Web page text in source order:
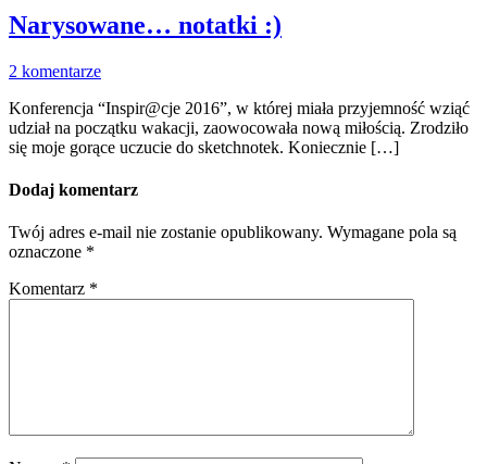
Narysowane… notatki :)
2 komentarze
Konferencja “Inspir@cje 2016”, w której miała przyjemność wziąć
udział na początku wakacji, zaowocowała nową miłością. Zrodziło
się moje gorące uczucie do sketchnotek. Koniecznie […]
Dodaj komentarz
Twój adres e-mail nie zostanie opublikowany. Wymagane pola są
oznaczone *
Komentarz *